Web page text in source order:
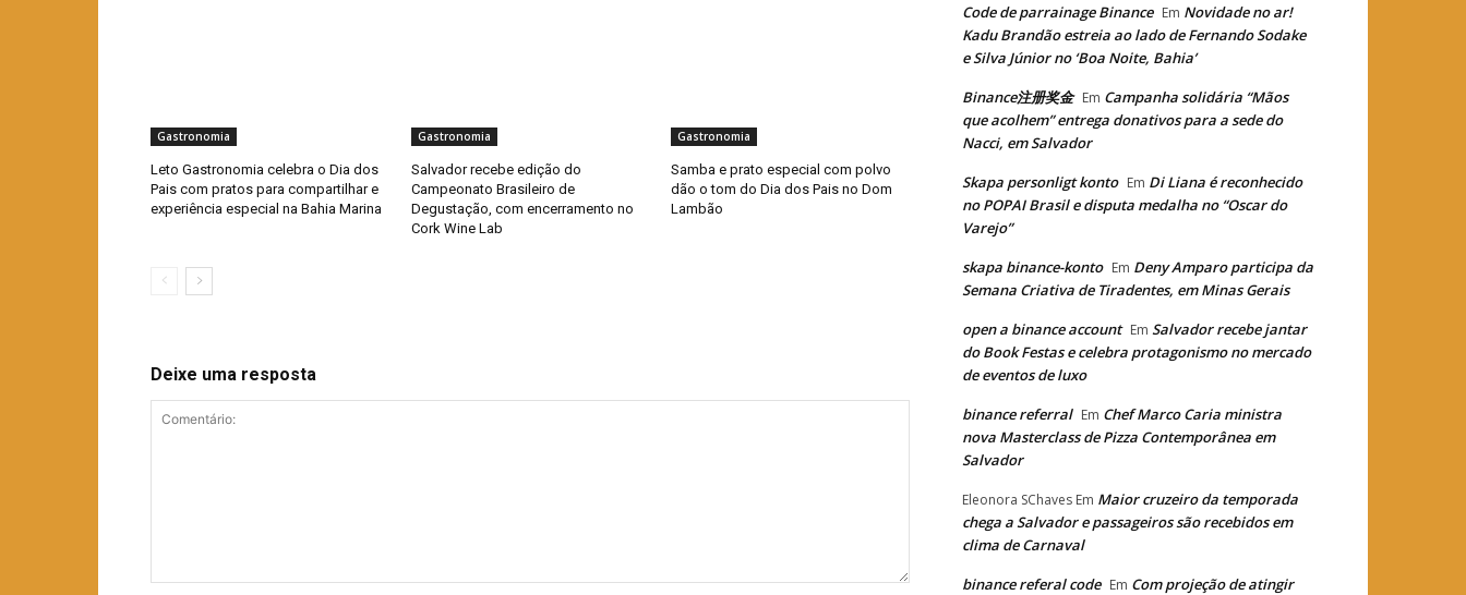
Gastronomia
Leto Gastronomia celebra o Dia dos
Pais com pratos para compartilhar e
experiência especial na Bahia Marina
Gastronomia
Salvador recebe edição do
Campeonato Brasileiro de
Degustação, com encerramento no
Cork Wine Lab
Gastronomia
Samba e prato especial com polvo
dão o tom do Dia dos Pais no Dom
Lambão
Deixe uma resposta
Code de parrainage Binance Em Novidade no ar!
Kadu Brandão estreia ao lado de Fernando Sodake
e Silva Júnior no ‘Boa Noite, Bahia’
Binance注册奖金 Em Campanha solidária “Mãos
que acolhem” entrega donativos para a sede do
Nacci, em Salvador
Skapa personligt konto Em Di Liana é reconhecido
no POPAI Brasil e disputa medalha no “Oscar do
Varejo”
skapa binance-konto Em Deny Amparo participa da
Semana Criativa de Tiradentes, em Minas Gerais
open a binance account Em Salvador recebe jantar
do Book Festas e celebra protagonismo no mercado
de eventos de luxo
binance referral Em Chef Marco Caria ministra
nova Masterclass de Pizza Contemporânea em
Salvador
Eleonora SChaves Em Maior cruzeiro da temporada
chega a Salvador e passageiros são recebidos em
clima de Carnaval
binance referal code Em Com projeção de atingir